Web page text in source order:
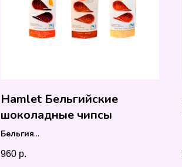
Hamlet Бельгийские
шоколадные чипсы
Бельгия
960 р.